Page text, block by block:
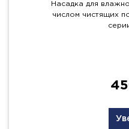
Насадка для
числом чистящих